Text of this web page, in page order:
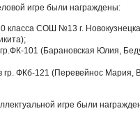
игре были награждены:
класса СОШ №13 г.
101 (Барановская Юлия,
ФКб-121 (Перевейнос Мария,
игре были